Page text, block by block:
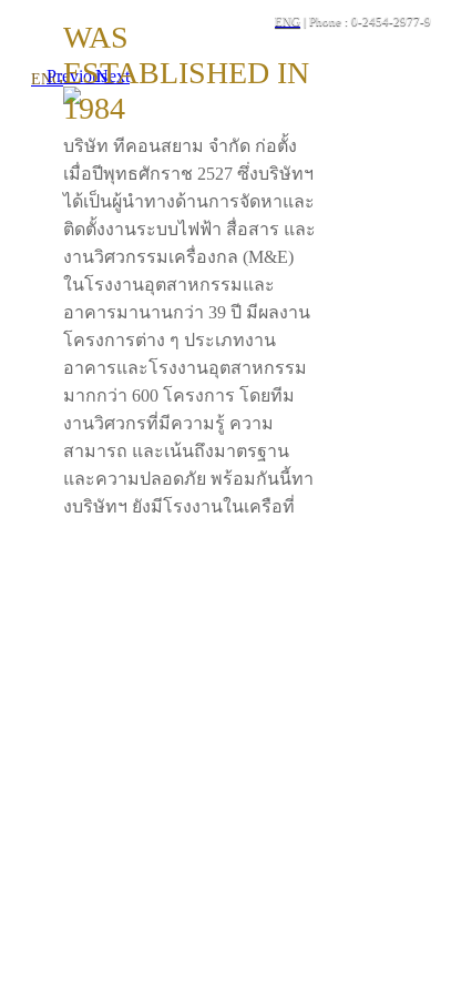
ENG | Phone : 0-2454-2977-9
ENGPreviousNext
WAS
ESTABLISHED IN
1984
บริษัท ทีคอนสยาม จำกัด ก่อตั้ง
เมื่อปีพุทธศักราช 2527 ซึ่งบริษัทฯ
ได้เป็นผู้นำทางด้านการจัดหาและ
ติดตั้งงานระบบไฟฟ้า สื่อสาร และ
งานวิศวกรรมเครื่องกล (M&E)
ในโรงงานอุตสาหกรรมและ
อาคารมานานกว่า 39 ปี มีผลงาน
โครงการต่าง ๆ ประเภทงาน
อาคารและโรงงานอุตสาหกรรม
มากกว่า 600 โครงการ โดยทีม
งานวิศวกรที่มีความรู้ ความ
สามารถ และเน้นถึงมาตรฐาน
และความปลอดภัย พร้อมกันนี้ทา
งบริษัทฯ ยังมีโรงงานในเครือที่